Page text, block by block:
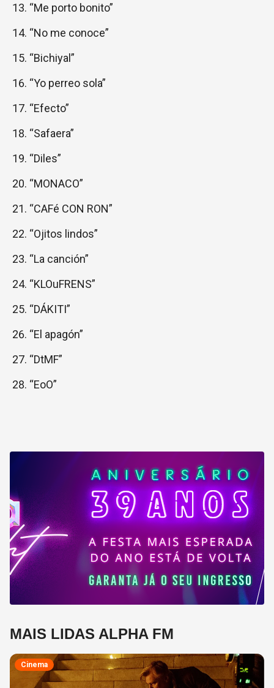
“Me porto bonito”
“No me conoce”
“Bichiyal”
“Yo perreo sola”
“Efecto”
“Safaera”
“Diles”
“MONACO”
“CAFé CON RON”
“Ojitos lindos”
“La canción”
“KLOuFRENS”
“DÁKITI”
“El apagón”
“DtMF”
“EoO”
MAIS LIDAS ALPHA FM
Cinema